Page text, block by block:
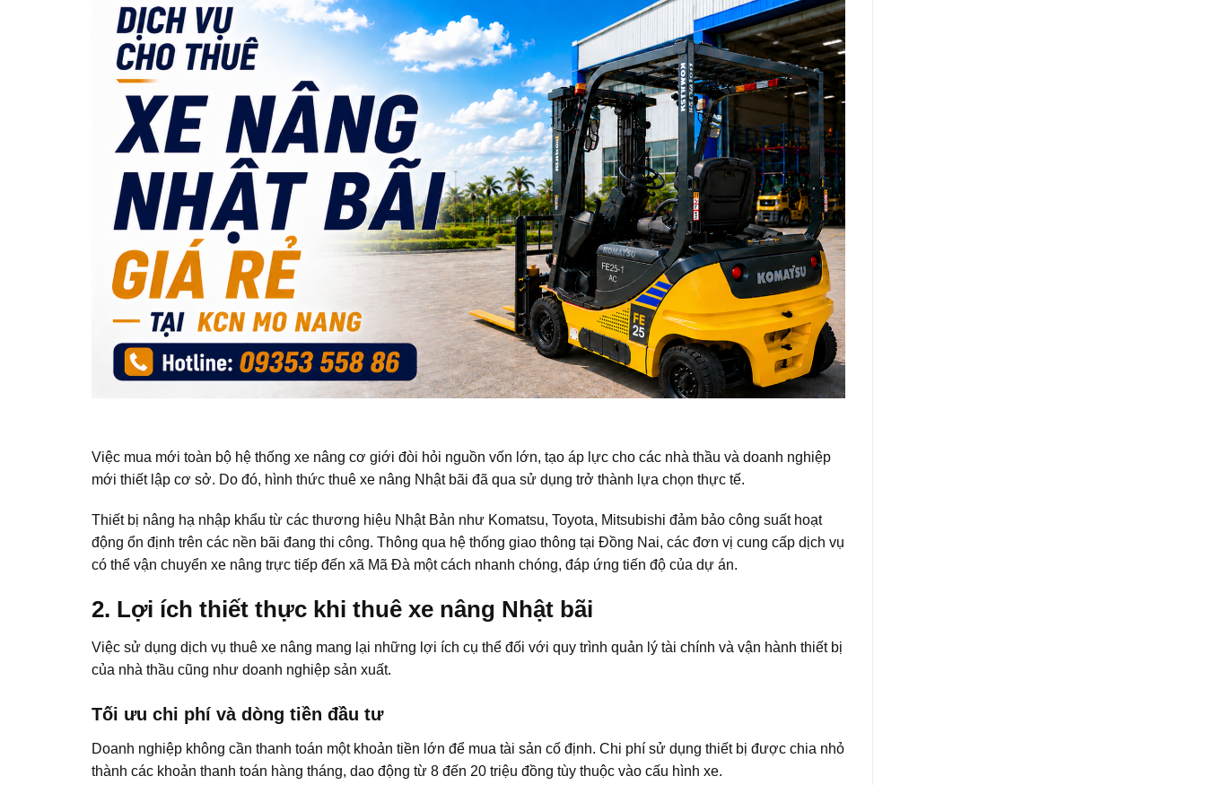
Việc mua mới toàn bộ hệ thống xe nâng cơ giới đòi hỏi nguồn vốn lớn, tạo áp lực cho các nhà thầu và doanh nghiệp
mới thiết lập cơ sở. Do đó, hình thức thuê xe nâng Nhật bãi đã qua sử dụng trở thành lựa chọn thực tế.
Thiết bị nâng hạ nhập khẩu từ các thương hiệu Nhật Bản như Komatsu, Toyota, Mitsubishi đảm bảo công suất hoạt
động ổn định trên các nền bãi đang thi công. Thông qua hệ thống giao thông tại Đồng Nai, các đơn vị cung cấp dịch vụ
có thể vận chuyển xe nâng trực tiếp đến xã Mã Đà một cách nhanh chóng, đáp ứng tiến độ của dự án.
2. Lợi ích thiết thực khi thuê xe nâng Nhật bãi
Việc sử dụng dịch vụ thuê xe nâng mang lại những lợi ích cụ thể đối với quy trình quản lý tài chính và vận hành thiết bị
của nhà thầu cũng như doanh nghiệp sản xuất.
Tối ưu chi phí và dòng tiền đầu tư
Doanh nghiệp không cần thanh toán một khoản tiền lớn để mua tài sản cố định. Chi phí sử dụng thiết bị được chia nhỏ
thành các khoản thanh toán hàng tháng, dao động từ 8 đến 20 triệu đồng tùy thuộc vào cấu hình xe.